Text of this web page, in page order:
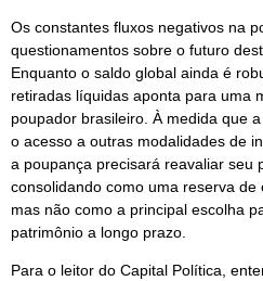
Os constantes fluxos negativos na
questionamentos sobre o futuro
Enquanto o saldo global ainda é
retiradas líquidas aponta para uma
poupador brasileiro. À medida que
o acesso a outras modalidades de
a poupança precisará reavaliar seu
consolidando como uma reserva de
mas não como a principal escolha
patrimônio a longo prazo.
Para o leitor do Capital Política,